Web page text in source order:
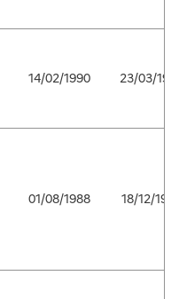
14/02/1990 23/03/
01/08/1988 18/12/